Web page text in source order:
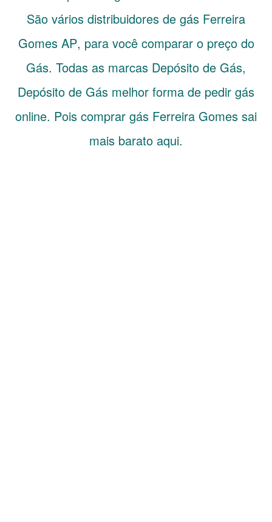
São vários distribuidores de gás Ferreira
Gomes AP, para você comparar o preço do
Gás. Todas as marcas Depósito de Gás,
Depósito de Gás melhor forma de pedir gás
online. Pois comprar gás Ferreira Gomes sai
mais barato aqui.